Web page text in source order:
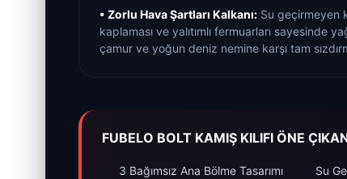
• Zorlu Hava Şartları Kalkanı: Su geçirmeyen
kaplaması ve yalıtımlı fermuarları sayesinde
çamur ve yoğun deniz nemine karşı tam
FUBELO BOLT KAMIŞ KILIFI ÖNE
3 Bağımsız Ana Bölme Tasarımı
Su